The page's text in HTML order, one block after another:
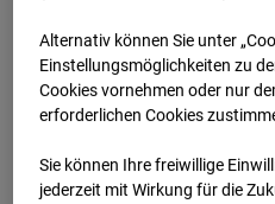
Alternativ können Sie unter
Einstellungsmöglichkeiten zu
Cookies vornehmen oder nur
erforderlichen Cookies
Sie können Ihre freiwillige
jederzeit mit Wirkung für die